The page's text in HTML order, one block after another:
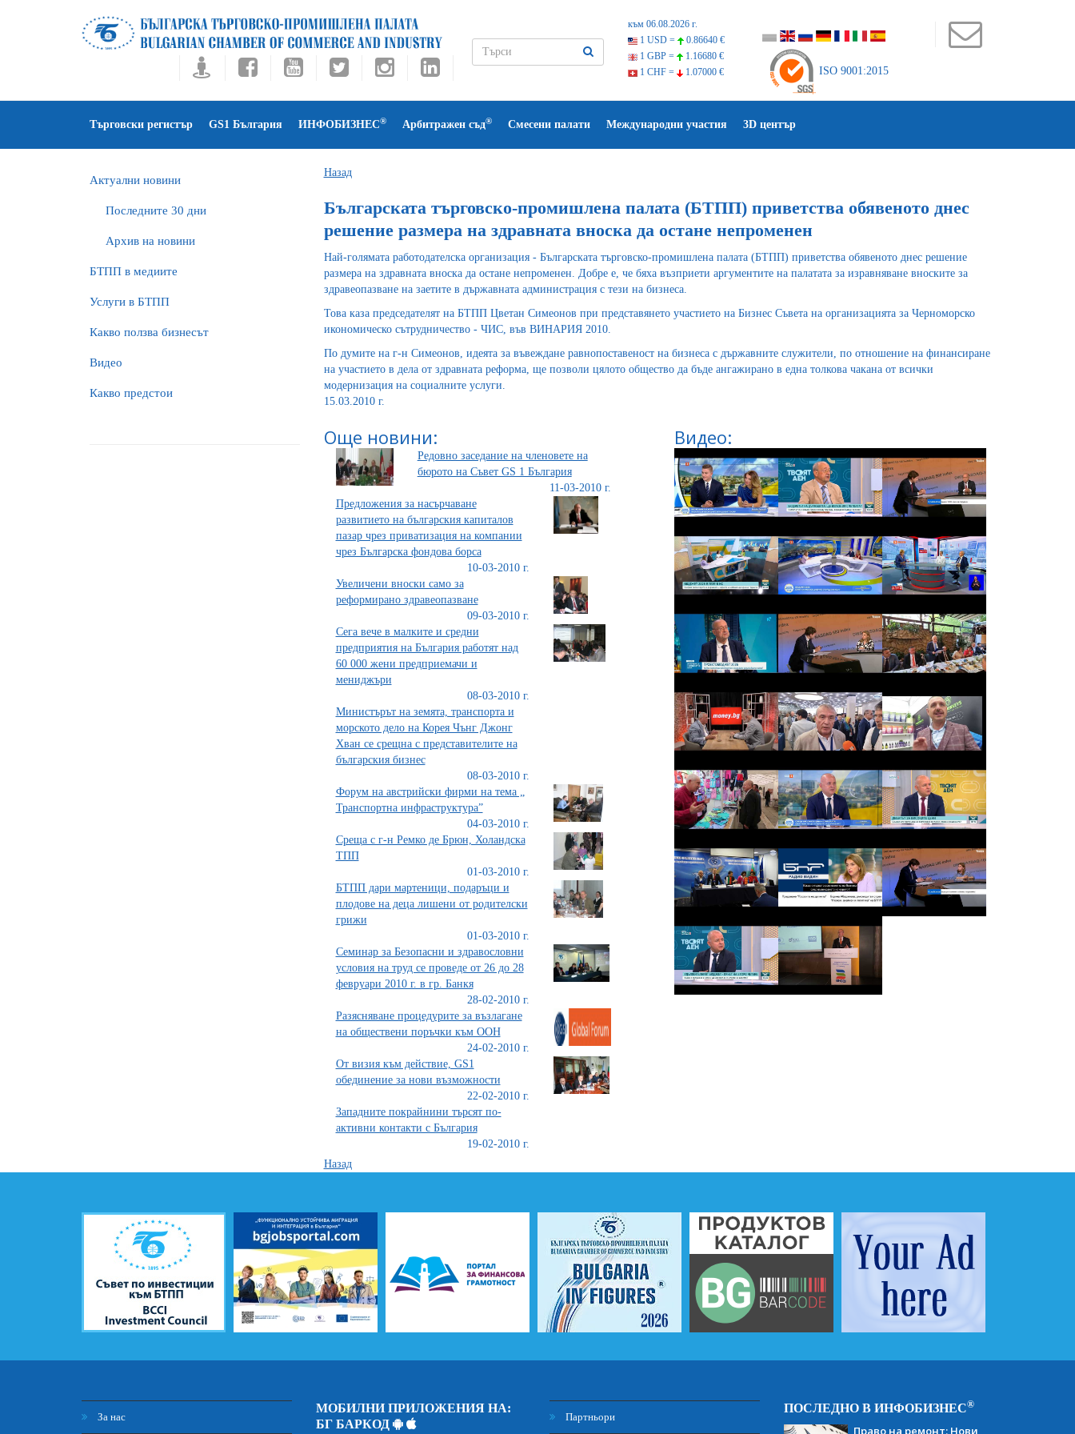
към 06.08.2026 г.
1 USD =
0.86640 €
1 GBP =
1.16680 €
1 CHF =
1.07000 € ISO 9001:2015
Търговски регистър GS1 България ИНФОБИЗНЕС® Арбитражен съд® Смесени палати Международни участия 3D център
Актуални новини
Последните 30 дни
Архив на новини
БTПП в медиите
Услуги в БТПП
Какво ползва бизнесът
Видео
Какво предстои
Назад
Българската търговско-промишлена палата (БТПП) приветства обявеното днес
решение размера на здравната вноска да остане непроменен
Най-голямата работодателска организация - Българската търговско-промишлена палата (БТПП) приветства обявеното днес решение
размера на здравната вноска да остане непроменен. Добре е, че бяха възприети аргументите на палатата за изравняване вноските за
здравеопазване на заетите в държавната администрация с тези на бизнеса.
Това каза председателят на БТПП Цветан Симеонов при представянето участието на Бизнес Съвета на организацията за Черноморско
икономическо сътрудничество - ЧИС, във ВИНАРИЯ 2010.
По думите на г-н Симеонов, идеята за въвеждане равнопоставеност на бизнеса с държавните служители, по отношение на финансиране
на участието в дела от здравната реформа, ще позволи цялото общество да бъде ангажирано в една толкова чакана от всички
модернизация на социалните услуги.
15.03.2010 г.
Още новини:
Редовно заседание на членовете на
бюрото на Съвет GS 1 България
11-03-2010 г.
Предложения за насърчаване
развитието на българския капиталов
пазар чрез приватизация на компании
чрез Българска фондова борса
10-03-2010 г.
Увеличени вноски само за
реформирано здравеопазване
09-03-2010 г.
Сега вече в малките и средни
предприятия на България работят над
60 000 жени предприемачи и
мениджъри
08-03-2010 г.
Министърът на земята, транспорта и
морското дело на Корея Чънг Джонг
Хван се срещна с представителите на
българския бизнес
08-03-2010 г.
Форум на австрийски фирми на тема „
Транспортна инфраструктура”
04-03-2010 г.
Среща с г-н Ремко де Брюн, Холандска
ТПП
01-03-2010 г.
БТПП дари мартеници, подаръци и
плодове на деца лишени от родителски
грижи
01-03-2010 г.
Семинар за Безопасни и здравословни
условия на труд се проведе от 26 до 28
февруари 2010 г. в гр. Банкя
28-02-2010 г.
Разясняване процедурите за възлагане
на обществени поръчки към ООН
24-02-2010 г.
От визия към действие, GS1
обединение за нови възможности
22-02-2010 г.
Западните покрайнини търсят по-
активни контакти с България
19-02-2010 г.
Видео:
Назад
За нас
МОБИЛНИ ПРИЛОЖЕНИЯ НА:
БГ БАРКОД
Партньори
ПОСЛЕДНО В ИНФОБИЗНЕС®
Право на ремонт: Нови